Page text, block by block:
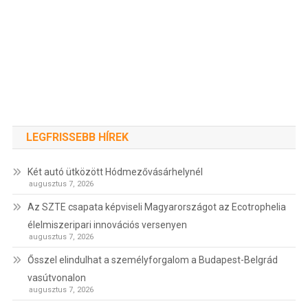
LEGFRISSEBB HÍREK
Két autó ütközött Hódmezővásárhelynél
augusztus 7, 2026
Az SZTE csapata képviseli Magyarországot az Ecotrophelia
élelmiszeripari innovációs versenyen
augusztus 7, 2026
Ősszel elindulhat a személyforgalom a Budapest-Belgrád
vasútvonalon
augusztus 7, 2026